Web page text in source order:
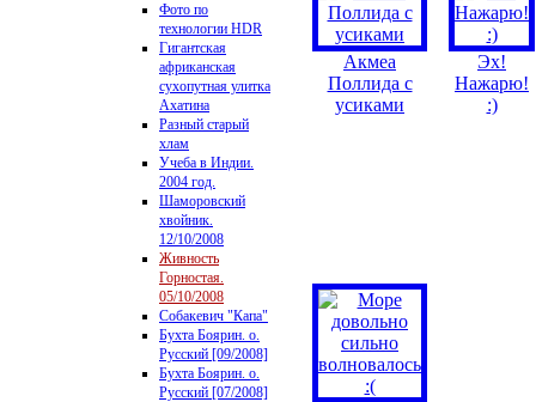
Фото по
технологии HDR
Гигантская
африканская
сухопутная улитка
Ахатина
Разный старый
хлам
Учеба в Индии.
2004 год.
Шаморовский
хвойник.
12/10/2008
Живность
Горностая.
05/10/2008
Собакевич "Капа"
Бухта Боярин. о.
Русский [09/2008]
Бухта Боярин. о.
Русский [07/2008]
Акмеа
Поллида с
усиками
Эх!
Нажарю!
:)